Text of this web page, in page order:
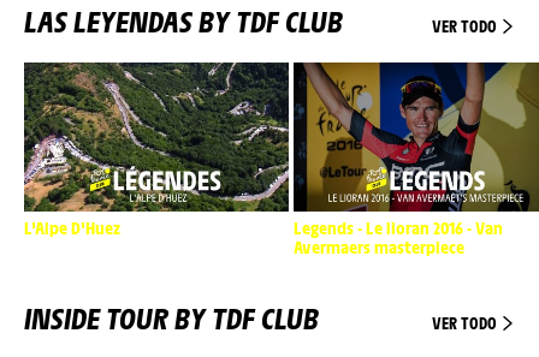
LAS LEYENDAS BY TDF CLUB VER TODO
L'Alpe D'Huez
Legends - Le lioran 2016 - Van
Avermaers masterpiece
INSIDE TOUR BY TDF CLUB VER TODO